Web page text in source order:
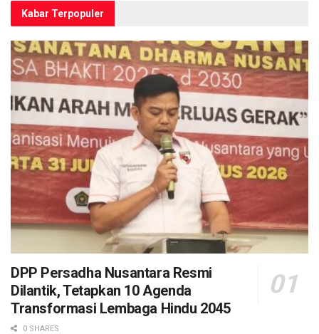
Kabar Terpopuler
DPP Persadha Nusantara Resmi
Dilantik, Tetapkan 10 Agenda
Transformasi Lembaga Hindu 2045
0 SHARES